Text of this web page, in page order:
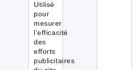
Utilisé
pour
mesurer
l’efficacité
des
efforts
publicitaires